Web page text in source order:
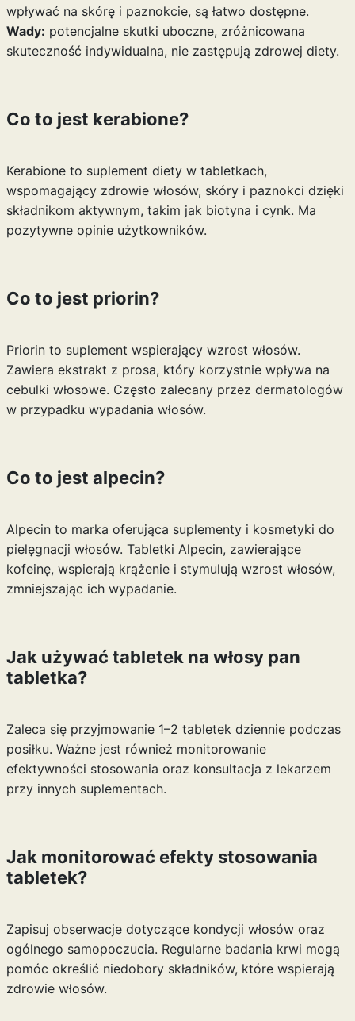
wpływać na skórę i paznokcie, są łatwo dostępne.
Wady: potencjalne skutki uboczne, zróżnicowana
skuteczność indywidualna, nie zastępują zdrowej diety.
Co to jest kerabione?
Kerabione to suplement diety w tabletkach,
wspomagający zdrowie włosów, skóry i paznokci dzięki
składnikom aktywnym, takim jak biotyna i cynk. Ma
pozytywne opinie użytkowników.
Co to jest priorin?
Priorin to suplement wspierający wzrost włosów.
Zawiera ekstrakt z prosa, który korzystnie wpływa na
cebulki włosowe. Często zalecany przez dermatologów
w przypadku wypadania włosów.
Co to jest alpecin?
Alpecin to marka oferująca suplementy i kosmetyki do
pielęgnacji włosów. Tabletki Alpecin, zawierające
kofeinę, wspierają krążenie i stymulują wzrost włosów,
zmniejszając ich wypadanie.
Jak używać tabletek na włosy pan
tabletka?
Zaleca się przyjmowanie 1–2 tabletek dziennie podczas
posiłku. Ważne jest również monitorowanie
efektywności stosowania oraz konsultacja z lekarzem
przy innych suplementach.
Jak monitorować efekty stosowania
tabletek?
Zapisuj obserwacje dotyczące kondycji włosów oraz
ogólnego samopoczucia. Regularne badania krwi mogą
pomóc określić niedobory składników, które wspierają
zdrowie włosów.